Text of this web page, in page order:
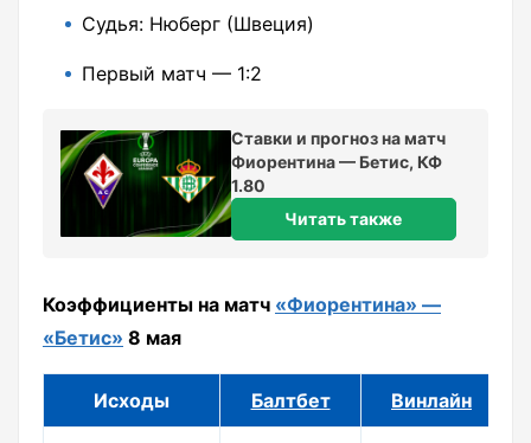
Судья: Нюберг (Швеция)
Первый матч — 1:2
Ставки и прогноз на матч
Фиорентина — Бетис, КФ
1.80
Читать также
Коэффициенты на матч «Фиорентина» —
«Бетис» 8 мая
Исходы Балтбет Винлайн